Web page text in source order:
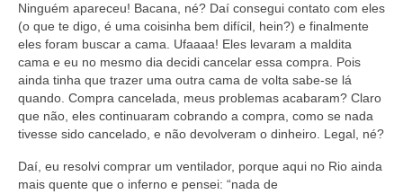
Ninguém apareceu! Bacana, né? Daí consegui contato com eles
(o que te digo, é uma coisinha bem difícil, hein?) e finalmente
eles foram buscar a cama. Ufaaaa! Eles levaram a maldita
cama e eu no mesmo dia decidi cancelar essa compra. Pois
ainda tinha que trazer uma outra cama de volta sabe-se lá
quando. Compra cancelada, meus problemas acabaram? Claro
que não, eles continuaram cobrando a compra, como se nada
tivesse sido cancelado, e não devolveram o dinheiro. Legal, né?
Daí, eu resolvi comprar um ventilador, porque aqui no Rio ainda
mais quente que o inferno e pensei: “nada de